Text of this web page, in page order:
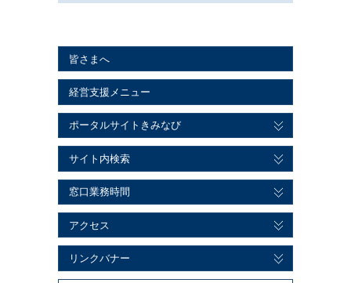
皆さまへ
経営支援メニュー
ポータルサイトきみなび
サイト内検索
窓口業務時間
アクセス
リンクバナー